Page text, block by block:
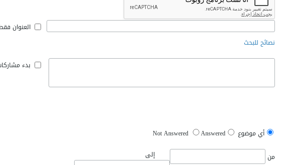
نصائح للبحث
العنوان
بدء
أي موضوع Not Answered Answered
من إلى